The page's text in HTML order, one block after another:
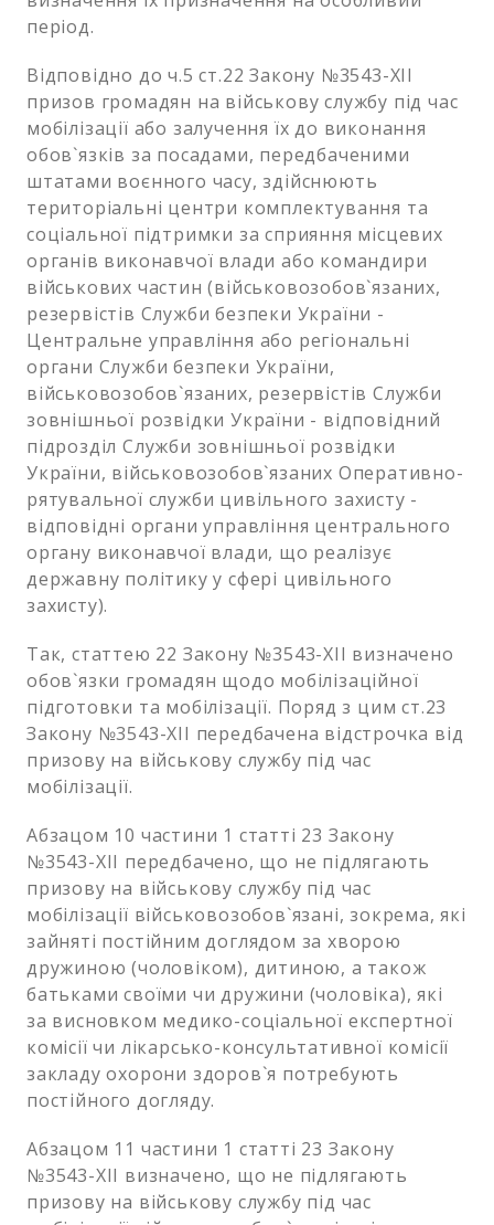
період.
Відповідно до ч.5 ст.22 Закону №3543-XII
призов громадян на військову службу під час
мобілізації або залучення їх до виконання
обов`язків за посадами, передбаченими
штатами воєнного часу, здійснюють
територіальні центри комплектування та
соціальної підтримки за сприяння місцевих
органів виконавчої влади або командири
військових частин (військовозобов`язаних,
резервістів Служби безпеки України -
Центральне управління або регіональні
органи Служби безпеки України,
військовозобов`язаних, резервістів Служби
зовнішньої розвідки України - відповідний
підрозділ Служби зовнішньої розвідки
України, військовозобов`язаних Оперативно-
рятувальної служби цивільного захисту -
відповідні органи управління центрального
органу виконавчої влади, що реалізує
державну політику у сфері цивільного
захисту).
Так, статтею 22 Закону №3543-XII визначено
обов`язки громадян щодо мобілізаційної
підготовки та мобілізації. Поряд з цим ст.23
Закону №3543-XII передбачена відстрочка від
призову на військову службу під час
мобілізації.
Абзацом 10 частини 1 статті 23 Закону
№3543-XII передбачено, що не підлягають
призову на військову службу під час
мобілізації військовозобов`язані, зокрема, які
зайняті постійним доглядом за хворою
дружиною (чоловіком), дитиною, а також
батьками своїми чи дружини (чоловіка), які
за висновком медико-соціальної експертної
комісії чи лікарсько-консультативної комісії
закладу охорони здоров`я потребують
постійного догляду.
Абзацом 11 частини 1 статті 23 Закону
№3543-XII визначено, що не підлягають
призову на військову службу під час